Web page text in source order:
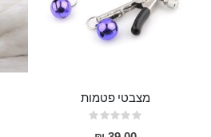
מצבטי פטמות
Rating:
0%